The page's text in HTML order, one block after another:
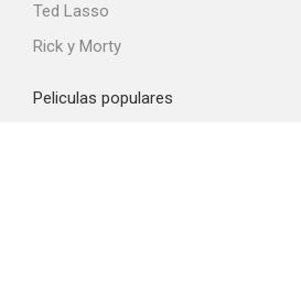
Ted Lasso
Rick y Morty
Peliculas populares